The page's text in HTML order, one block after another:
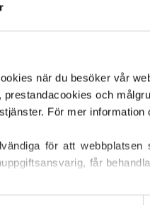
när du besöker vår
och
för att webbplatsen
får
cookiepolicy, där du också
tom